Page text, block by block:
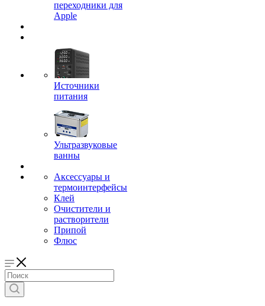
переходники для
Apple
Источники
питания
Ультразвуковые
ванны
Аксессуары и
термоинтерфейсы
Клей
Очистители и
растворители
Припой
Флюс